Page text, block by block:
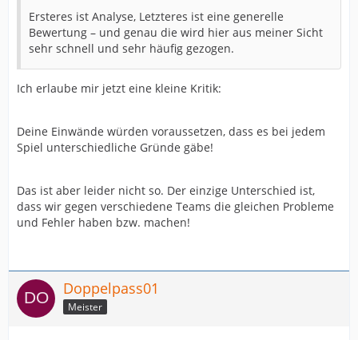
Ersteres ist Analyse, Letzteres ist eine generelle
Bewertung – und genau die wird hier aus meiner Sicht
sehr schnell und sehr häufig gezogen.
Ich erlaube mir jetzt eine kleine Kritik:
Deine Einwände würden voraussetzen, dass es bei jedem
Spiel unterschiedliche Gründe gäbe!
Das ist aber leider nicht so. Der einzige Unterschied ist,
dass wir gegen verschiedene Teams die gleichen Probleme
und Fehler haben bzw. machen!
Doppelpass01
Meister